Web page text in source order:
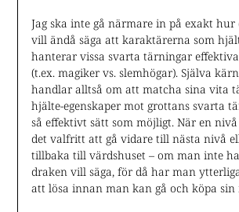
Jag ska inte gå närmare in på exakt
vill ändå säga att karaktärerna som
hanterar vissa svarta tärningar
(t.ex. magiker vs. slemhögar). Själva
handlar alltså om att matcha sina vita
hjälte-egenskaper mot grottans svarta
så effektivt sätt som möjligt. När en
det valfritt att gå vidare till nästa nivå
tillbaka till värdshuset – om man inte
draken vill säga, för då har man
att lösa innan man kan gå och köpa sin